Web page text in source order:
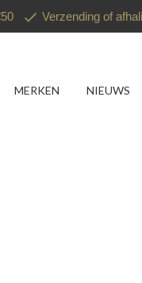
Verzending of
MERKEN NIEUWS